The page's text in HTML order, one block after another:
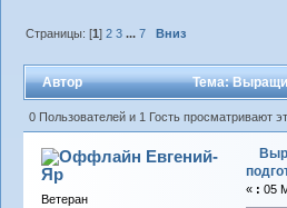
Страницы: [1]2 3 ...7 Вниз
Автор Тема:
0 Пользователей и 1 Гость просматривают
Евгений-
Яр
Ветеран
« : 05